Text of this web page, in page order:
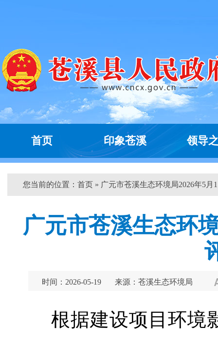
首页 印象苍溪 领导
您当前的位置： 首页 » 广元市苍溪生态环境局2026年5月
广元市苍溪生态环
时间：2026-05-19 来源：苍溪生态环境局
根据建设项目环境